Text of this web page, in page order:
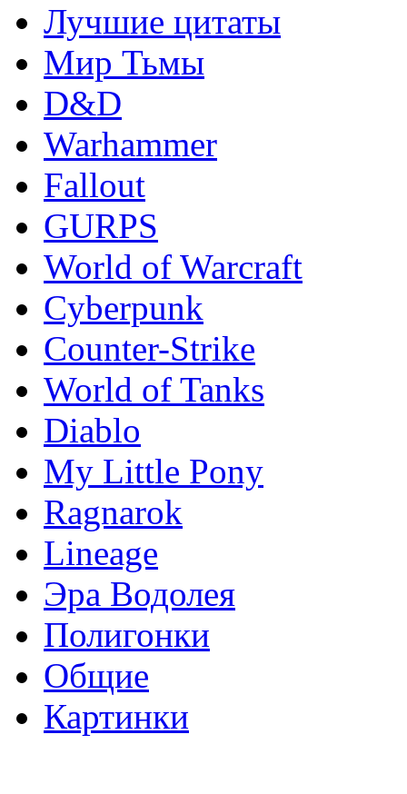
Лучшие цитаты
Мир Тьмы
D&D
Warhammer
Fallout
GURPS
World of Warcraft
Сyberpunk
Counter-Strike
World of Tanks
Diablo
My Little Pony
Ragnarok
Lineage
Эра Водолея
Полигонки
Общие
Картинки